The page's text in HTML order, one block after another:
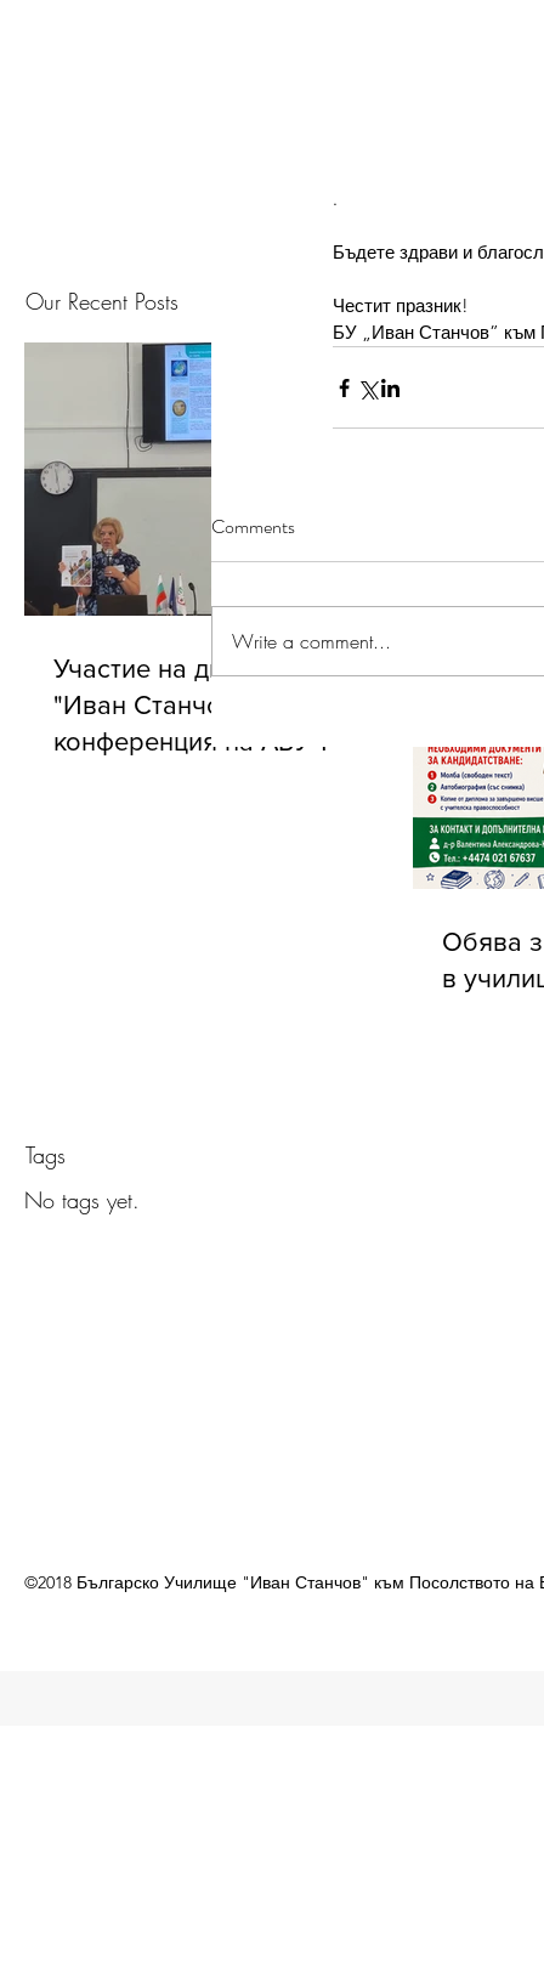
Our Recent Posts
Участие на директора на БУ
"Иван Станчов" в годишната
конференция на АБУЧ
Обява
в
Tags
No tags yet.
.
Бъдете здрави и
Честит празник!
БУ „Иван Станчов” към
Comments
Write a comment...
©2018 Българско Училище "Иван Станчов" към Посолството на